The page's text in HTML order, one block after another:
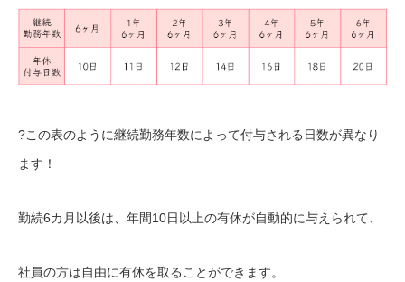
?この表のように継続勤務年数によって付与される日数が異なり
ます！
勤続6カ月以後は、年間10日以上の有休が自動的に与えられて、
社員の方は自由に有休を取ることができます。